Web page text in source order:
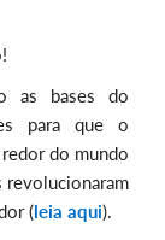
as bases do
para que o
do mundo
revolucionaram
(leia aqui).